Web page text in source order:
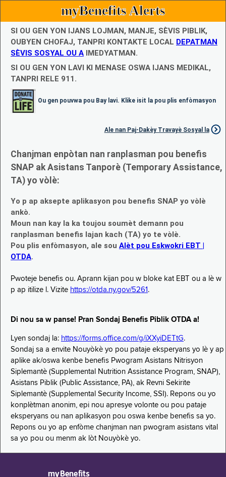
myBenefits Alerts
SI OU GEN YON IJANS LOJMAN, MANJE, SÈVIS PIBLIK,
OUBYEN CHOFAJ, TANPRI KONTAKTE LOCAL DEPATMAN
SÈVIS SOSYAL OU A IMEDYATMAN.
SI OU GEN YON LAVI KI MENASE OSWA IJANS MEDIKAL,
TANPRI RELE 911.
Ou gen pouvwa pou Bay lavi. Klike isit la pou plis enfòmasyon
Ale nan Paj-Dakèy Travayè Sosyal la
Chanjman enpòtan nan ranplasman pou benefis
SNAP ak Asistans Tanporè (Temporary Assistance,
TA) yo vòlè:
Yo p ap aksepte aplikasyon pou benefis SNAP yo vòlè
ankò.
Moun nan kay la ka toujou soumèt demann pou
ranplasman benefis lajan kach (TA) yo te vòlè.
Pou plis enfòmasyon, ale sou Alèt pou Eskwokri EBT |
OTDA.
Pwoteje benefis ou. Aprann kijan pou w bloke kat EBT ou a lè w
p ap itilize l. Vizite https://otda.ny.gov/5261 .
Di nou sa w panse! Pran Sondaj Benefis Piblik OTDA a!
Lyen sondaj la: https://forms.office.com/g/iXXyiDETtG.
Sondaj sa a envite Nouyòkè yo pou pataje eksperyans yo lè y ap
aplike ak/oswa kenbe benefis Pwogram Asistans Nitrisyon
Siplemantè (Supplemental Nutrition Assistance Program, SNAP),
Asistans Piblik (Public Assistance, PA), ak Revni Sekirite
Siplemantè (Supplemental Security Income, SSI). Repons ou yo
konplètman anonim, epi nou apresye volonte ou pou pataje
eksperyans ou nan aplikasyon pou oswa kenbe benefis sa yo.
Repons ou yo ap enfòme chanjman nan pwogram asistans vital
sa yo pou ou menm ak lòt Nouyòkè yo.
myBenefits